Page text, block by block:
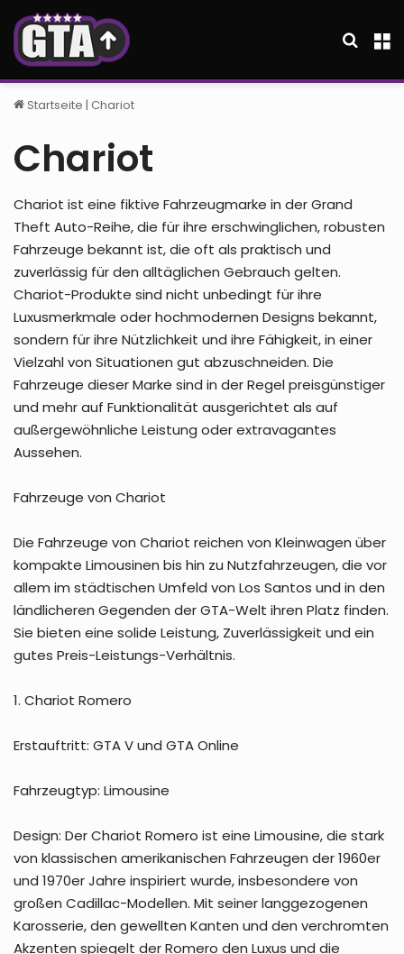
Startseite | Chariot
Chariot
Chariot ist eine fiktive Fahrzeugmarke in der Grand
Theft Auto-Reihe, die für ihre erschwinglichen, robusten
Fahrzeuge bekannt ist, die oft als praktisch und
zuverlässig für den alltäglichen Gebrauch gelten.
Chariot-Produkte sind nicht unbedingt für ihre
Luxusmerkmale oder hochmodernen Designs bekannt,
sondern für ihre Nützlichkeit und ihre Fähigkeit, in einer
Vielzahl von Situationen gut abzuschneiden. Die
Fahrzeuge dieser Marke sind in der Regel preisgünstiger
und mehr auf Funktionalität ausgerichtet als auf
außergewöhnliche Leistung oder extravagantes
Aussehen.
Fahrzeuge von Chariot
Die Fahrzeuge von Chariot reichen von Kleinwagen über
kompakte Limousinen bis hin zu Nutzfahrzeugen, die vor
allem im städtischen Umfeld von Los Santos und in den
ländlicheren Gegenden der GTA-Welt ihren Platz finden.
Sie bieten eine solide Leistung, Zuverlässigkeit und ein
gutes Preis-Leistungs-Verhältnis.
1. Chariot Romero
Erstauftritt: GTA V und GTA Online
Fahrzeugtyp: Limousine
Design: Der Chariot Romero ist eine Limousine, die stark
von klassischen amerikanischen Fahrzeugen der 1960er
und 1970er Jahre inspiriert wurde, insbesondere von
großen Cadillac-Modellen. Mit seiner langgezogenen
Karosserie, den gewellten Kanten und den verchromten
Akzenten spiegelt der Romero den Luxus und die